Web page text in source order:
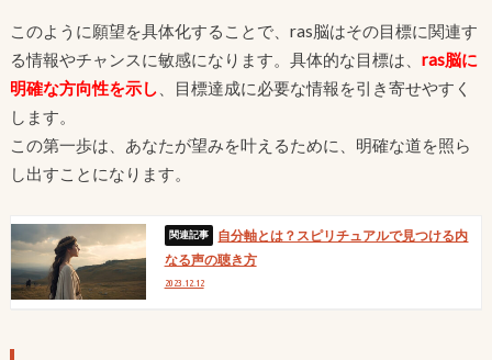
このように願望を具体化することで、ras脳はその目標に関連す
る情報やチャンスに敏感になります。具体的な目標は、 ras脳に
明確な方向性を示し 、目標達成に必要な情報を引き寄せやすく
します。
この第一歩は、あなたが望みを叶えるために、明確な道を照ら
し出すことになります。
自分軸とは？スピリチュアルで見つける内
なる声の聴き方
2023.12.12